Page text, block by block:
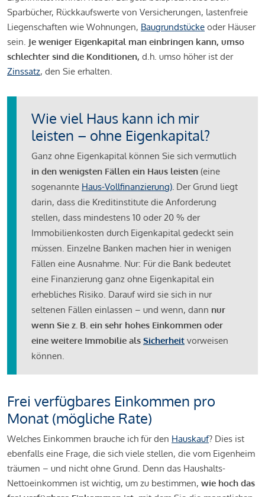
Sparbücher, Rückkaufswerte von Versicherungen, lastenfreie
Liegenschaften wie Wohnungen, Baugrundstücke oder Häuser
sein. Je weniger Eigenkapital man einbringen kann, umso
schlechter sind die Konditionen, d.h. umso höher ist der
Zinssatz, den Sie erhalten.
Wie viel Haus kann ich mir
leisten – ohne Eigenkapital?
Ganz ohne Eigenkapital können Sie sich vermutlich
in den wenigsten Fällen ein Haus leisten (eine
sogenannte Haus-Vollfinanzierung). Der Grund liegt
darin, dass die Kreditinstitute die Anforderung
stellen, dass mindestens 10 oder 20 % der
Immobilienkosten durch Eigenkapital gedeckt sein
müssen. Einzelne Banken machen hier in wenigen
Fällen eine Ausnahme. Nur: Für die Bank bedeutet
eine Finanzierung ganz ohne Eigenkapital ein
erhebliches Risiko. Darauf wird sie sich in nur
seltenen Fällen einlassen – und wenn, dann nur
wenn Sie z. B. ein sehr hohes Einkommen oder
eine weitere Immobilie als Sicherheit vorweisen
können.
Frei verfügbares Einkommen pro
Monat (mögliche Rate)
Welches Einkommen brauche ich für den Hauskauf? Dies ist
ebenfalls eine Frage, die sich viele stellen, die vom Eigenheim
träumen – und nicht ohne Grund. Denn das Haushalts-
Nettoeinkommen ist wichtig, um zu bestimmen, wie hoch das